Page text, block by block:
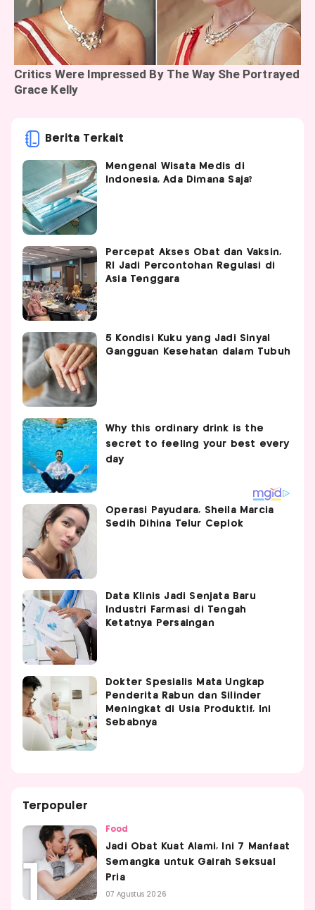
Berita Terkait
Mengenal Wisata Medis di
Indonesia, Ada Dimana Saja?
Percepat Akses Obat dan Vaksin,
RI Jadi Percontohan Regulasi di
Asia Tenggara
5 Kondisi Kuku yang Jadi Sinyal
Gangguan Kesehatan dalam Tubuh
Operasi Payudara, Sheila Marcia
Sedih Dihina Telur Ceplok
Data Klinis Jadi Senjata Baru
Industri Farmasi di Tengah
Ketatnya Persaingan
Dokter Spesialis Mata Ungkap
Penderita Rabun dan Silinder
Meningkat di Usia Produktif, Ini
Sebabnya
Terpopuler
Food
Jadi Obat Kuat Alami, Ini 7 Manfaat
Semangka untuk Gairah Seksual
Pria
07 Agustus 2026